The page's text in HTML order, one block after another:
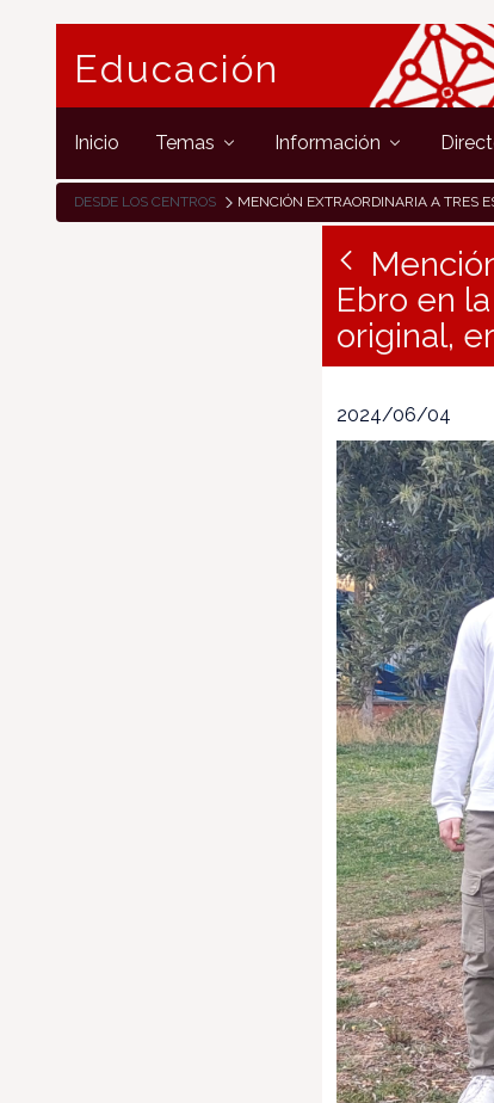
Educación
Inicio Temas Información
DESDE LOS CENTROS MENCIÓN EXTRAORDINARIA A TRES ESTUDIANTES DEL IES VALLE DEL EBRO EN LA XVIII EDICIÓN DEL CONCURSO
Ebro en
original,
2024/06/04